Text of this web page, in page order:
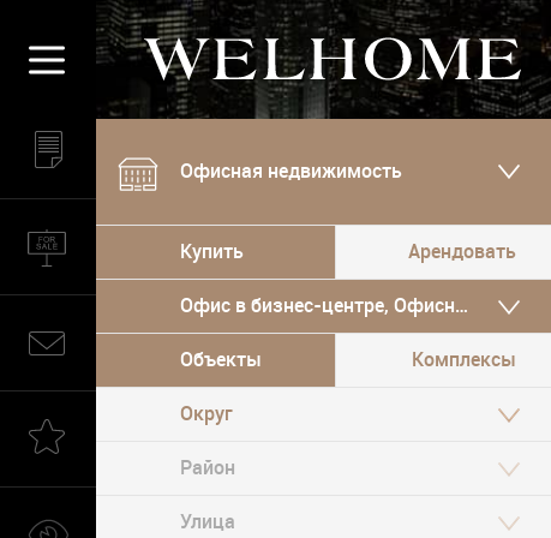
Офисная недвижимость
Купить Арендовать
Офис в бизнес-центре, Офисный особняк
Объекты Комплексы
Округ